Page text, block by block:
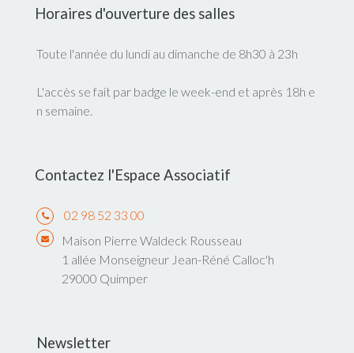
Horaires d'ouverture des salles
Toute l'année du lundi au dimanche de 8h30 à 23h
L'accès se fait par badge le week-end et après 18h e
n semaine.
Contactez l'Espace Associatif
02 98 52 33 00
Maison Pierre Waldeck Rousseau
1 allée Monseigneur Jean-Réné Calloc'h
29000 Quimper
Newsletter